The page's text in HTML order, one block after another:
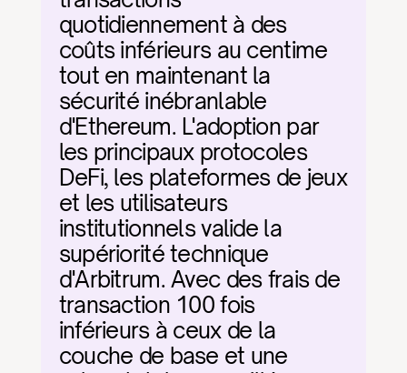
quotidiennement à des
coûts inférieurs au centime
tout en maintenant la
sécurité inébranlable
d'Ethereum. L'adoption par
les principaux protocoles
DeFi, les plateformes de jeux
et les utilisateurs
institutionnels valide la
supériorité technique
d'Arbitrum. Avec des frais de
transaction 100 fois
inférieurs à ceux de la
couche de base et une